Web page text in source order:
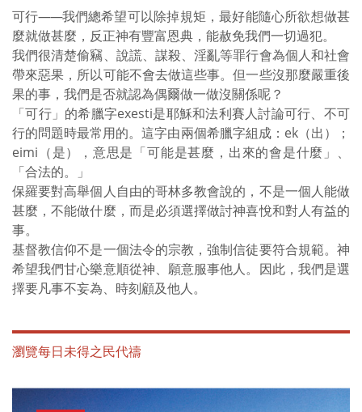
可行——我們總希望可以除掉規矩，最好能隨心所欲想做甚
麼就做甚麼，反正神有豐富恩典，能赦免我們一切過犯。
我們很清楚偷竊、說謊、謀殺、淫亂等罪行會為個人和社會
帶來惡果，所以可能不會去做這些事。但一些沒那麼嚴重後
果的事，我們是否就認為偶爾做一做沒關係呢？
「可行」的希臘字exesti是耶穌和法利賽人討論可行、不可
行的問題時最常用的。這字由兩個希臘字組成：ek（出）；
eimi（是），意思是「可能是甚麼，出來的會是什麼」、
「合法的。」
保羅要對高舉個人自由的哥林多教會說的，不是一個人能做
甚麼，不能做什麼，而是必須選擇做討神喜悅和對人有益的
事。
基督教信仰不是一個法令的宗教，強制信徒要符合規範。神
希望我們甘心樂意順從神、願意服事他人。因此，我們是選
擇要凡事不妄為、時刻顧及他人。
瀏覽每日未得之民代禱